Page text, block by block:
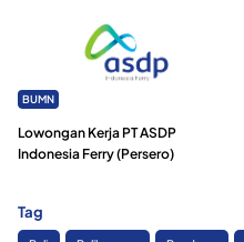
BUMN
Lowongan Kerja PT ASDP
Indonesia Ferry (Persero)
Tag